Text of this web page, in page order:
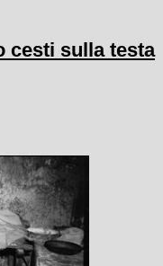
cesti sulla testa